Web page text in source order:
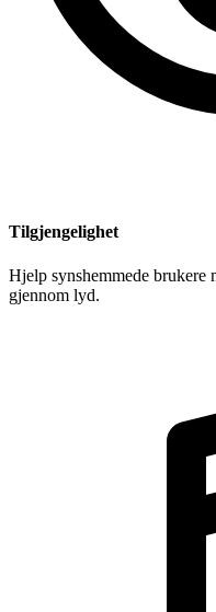
Tilgjengelighet
Hjelp synshemmede brukere
gjennom lyd.